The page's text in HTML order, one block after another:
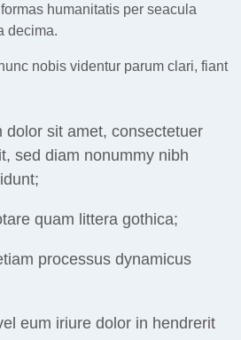
humanitatis per seacula
decima.
nobis videntur parum clari, fiant
dolor sit amet, consectetuer
sed diam nonummy nibh
quam littera gothica;
processus dynamicus
eum iriure dolor in hendrerit